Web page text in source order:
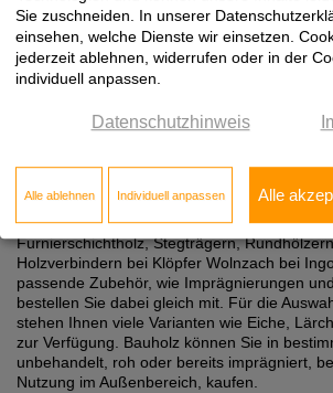
Unser Holzhandel in Wolnzach bei Ingolstadt
Auch alle übrigen Hölzer sind schnell
Wählen Sie unter Brettschichtholz,
Konstruktionsvollholz, Holzlatten, Rahmen-,
Furnierschichtholz, Stegträgern,
Holzverbindern bei Klöpfer Wolnzach bei
passende Zubehör, wie Imprägnierungen
bestellen Sie dabei gleich mit. Für die
stehen Ihnen viele Varianten wie Eiche,
zur Verfügung. Bauholz können Sie in
unbehandelt, roh oder bereits imprägniert,
Nutzung im Außenbereich, kaufen.
Sie zuschneiden. In unserer
einsehen, welche Dienste wir einsetzen.
jederzeit ablehnen, widerrufen oder in der
individuell anpassen.
Datenschutzhinweis
Alle ablehnen Individuell anpassen Alle